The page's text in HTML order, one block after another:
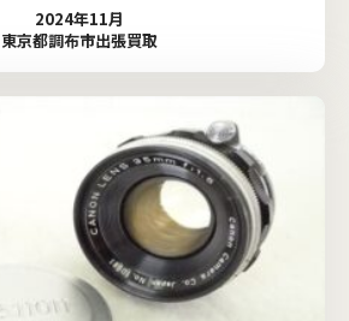
2024年11月
東京都調布市出張買取